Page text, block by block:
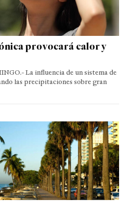
provocará calor y
La influencia de un sistema de
las precipitaciones sobre gran